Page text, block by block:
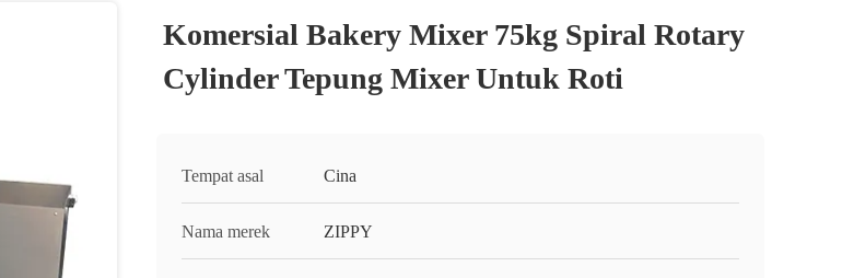
Komersial Bakery Mixer 75kg Spiral Rotary
Cylinder Tepung Mixer Untuk Roti
Tempat asal Cina
Nama merek ZIPPY